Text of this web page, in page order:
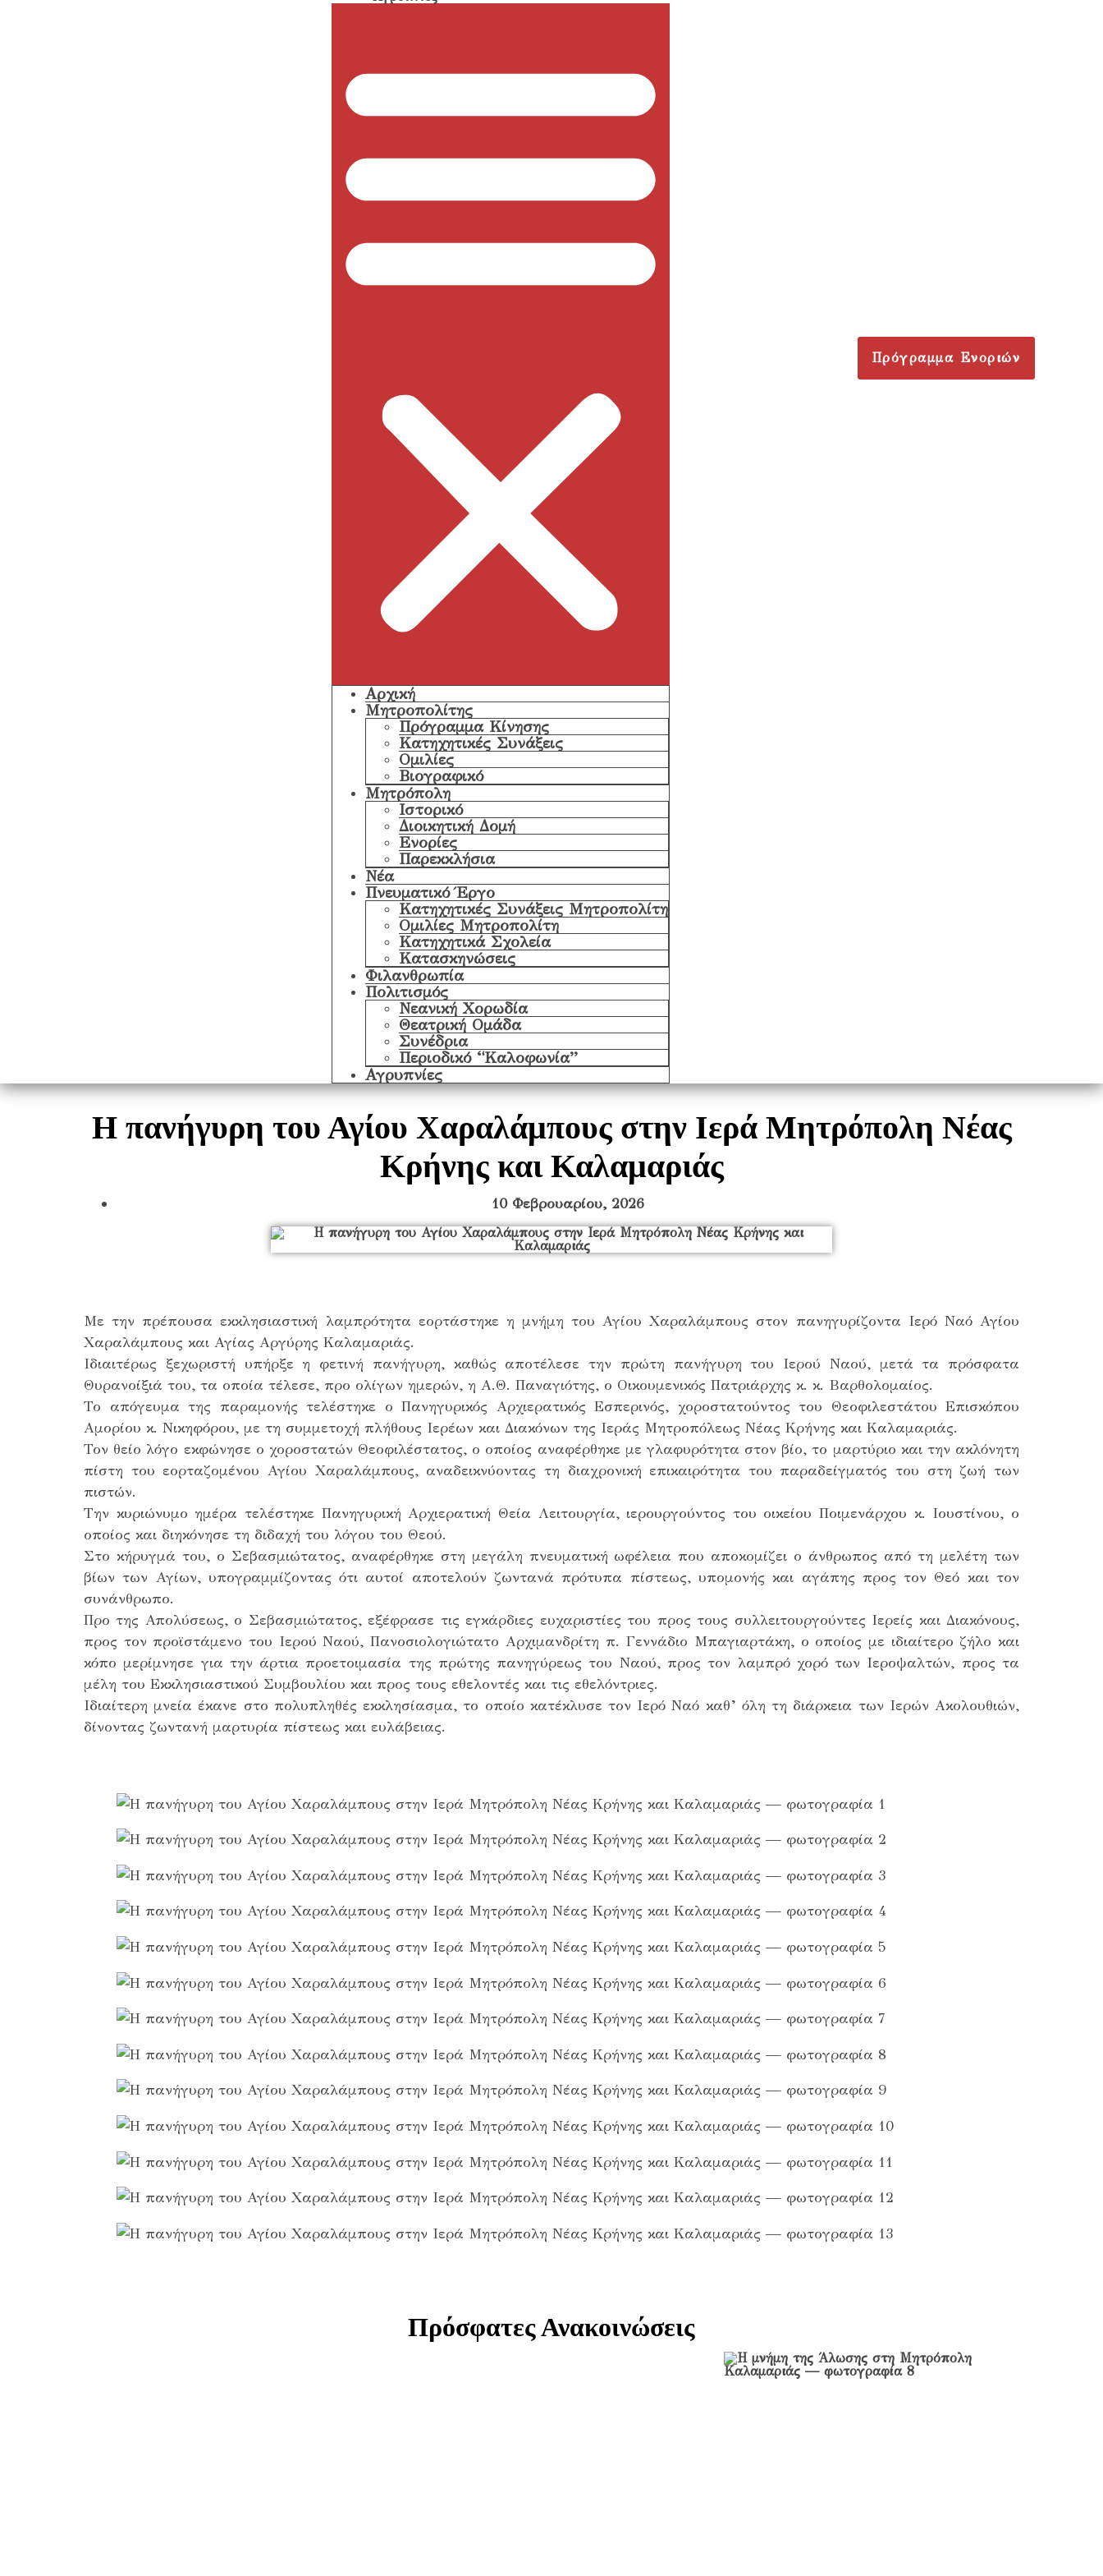
Αρχική
Μητροπολίτης
Πρόγραμμα Κίνησης
Κατηχητικές Συνάξεις
Ομιλίες
Βιογραφικό
Μητρόπολη
Ιστορικό
Διοικητική Δομή
Ενορίες
Παρεκκλήσια
Νέα
Πνευματικό Έργο
Κατηχητικές Συνάξεις Μητροπολίτη
Ομιλίες Μητροπολίτη
Κατηχητικά Σχολεία
Κατασκηνώσεις
Φιλανθρωπία
Πολιτισμός
Νεανική Χορωδία
Θεατρική Ομάδα
Συνέδρια
Περιοδικό “Καλοφωνία”
Αγρυπνίες
Πρόγραμμα Ενοριών
Η πανήγυρη του Αγίου Χαραλάμπους στην Ιερά Μητρόπολη Νέας
Κρήνης και Καλαμαριάς
10 Φεβρουαρίου, 2026
Με την πρέπουσα εκκλησιαστική λαμπρότητα εορτάστηκε η μνήμη του Αγίου Χαραλάμπους στον πανηγυρίζοντα Ιερό Ναό Αγίου
Χαραλάμπους και Αγίας Αργύρης Καλαμαριάς.
Ιδιαιτέρως ξεχωριστή υπήρξε η φετινή πανήγυρη, καθώς αποτέλεσε την πρώτη πανήγυρη του Ιερού Ναού, μετά τα πρόσφατα
Θυρανοίξιά του, τα οποία τέλεσε, προ ολίγων ημερών, η Α.Θ. Παναγιότης, ο Οικουμενικός Πατριάρχης κ. κ. Βαρθολομαίος.
Το απόγευμα της παραμονής τελέστηκε ο Πανηγυρικός Αρχιερατικός Εσπερινός, χοροστατούντος του Θεοφιλεστάτου Επισκόπου
Αμορίου κ. Νικηφόρου, με τη συμμετοχή πλήθους Ιερέων και Διακόνων της Ιεράς Μητροπόλεως Νέας Κρήνης και Καλαμαριάς.
Τον θείο λόγο εκφώνησε ο χοροστατών Θεοφιλέστατος, ο οποίος αναφέρθηκε με γλαφυρότητα στον βίο, το μαρτύριο και την ακλόνητη
πίστη του εορταζομένου Αγίου Χαραλάμπους, αναδεικνύοντας τη διαχρονική επικαιρότητα του παραδείγματός του στη ζωή των
πιστών.
Την κυριώνυμο ημέρα τελέστηκε Πανηγυρική Αρχιερατική Θεία Λειτουργία, ιερουργούντος του οικείου Ποιμενάρχου κ. Ιουστίνου, ο
οποίος και διηκόνησε τη διδαχή του λόγου του Θεού.
Στο κήρυγμά του, ο Σεβασμιώτατος, αναφέρθηκε στη μεγάλη πνευματική ωφέλεια που αποκομίζει ο άνθρωπος από τη μελέτη των
βίων των Αγίων, υπογραμμίζοντας ότι αυτοί αποτελούν ζωντανά πρότυπα πίστεως, υπομονής και αγάπης προς τον Θεό και τον
συνάνθρωπο.
Προ της Απολύσεως, ο Σεβασμιώτατος, εξέφρασε τις εγκάρδιες ευχαριστίες του προς τους συλλειτουργούντες Ιερείς και Διακόνους,
προς τον προϊστάμενο του Ιερού Ναού, Πανοσιολογιώτατο Αρχιμανδρίτη π. Γεννάδιο Μπαγιαρτάκη, ο οποίος με ιδιαίτερο ζήλο και
κόπο μερίμνησε για την άρτια προετοιμασία της πρώτης πανηγύρεως του Ναού, προς τον λαμπρό χορό των Ιεροψαλτών, προς τα
μέλη του Εκκλησιαστικού Συμβουλίου και προς τους εθελοντές και τις εθελόντριες.
Ιδιαίτερη μνεία έκανε στο πολυπληθές εκκλησίασμα, το οποίο κατέκλυσε τον Ιερό Ναό καθ’ όλη τη διάρκεια των Ιερών Ακολουθιών,
δίνοντας ζωντανή μαρτυρία πίστεως και ευλάβειας.
Πρόσφατες Ανακοινώσεις